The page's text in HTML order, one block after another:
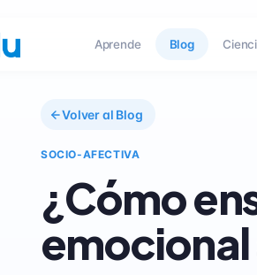
Aprende Blog
Volver al Blog
SOCIO-AFECTIVA
¿Cómo
emocional